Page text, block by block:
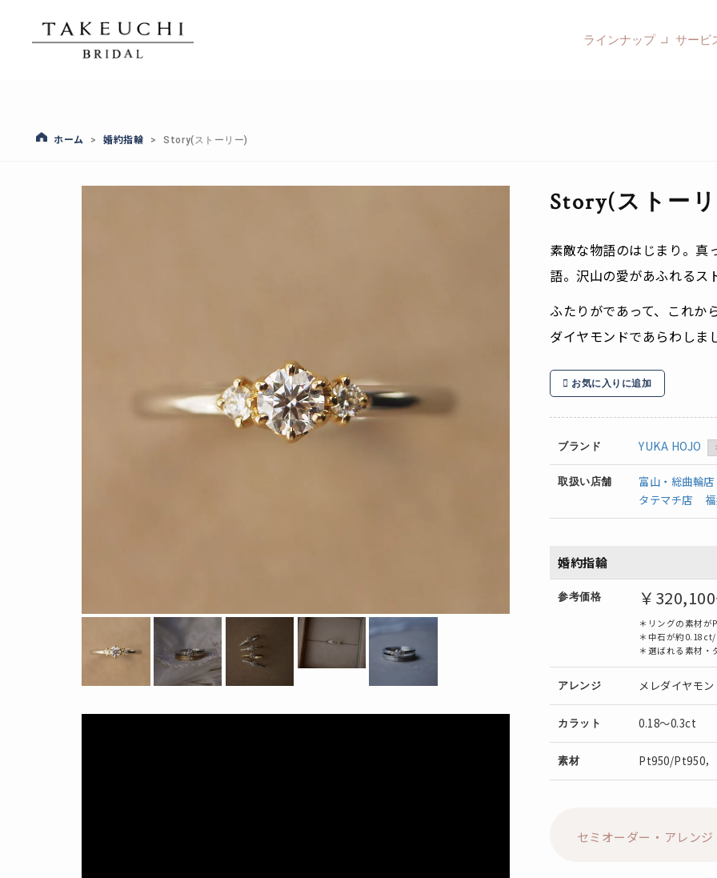
ラインナップ サービ
ホーム > 婚約指輪 > Story(ストーリー)
Story(ストー
素敵な物語のはじまり。真
語。沢山の愛があふれるス
ふたりがであって、これか
ダイヤモンドであらわしま
お気に入りに追加
ブランド YUKA HOJO
取扱い店舗
富山・総曲輪店
タテマチ店
婚約指輪
参考価格 ￥
＊リングの素材が
＊中石が約
＊選ばれる素材・
アレンジ メレダイヤモ
カラット 0.18～0.3ct
素材 Pt950/Pt950
セミオーダー・アレンジ